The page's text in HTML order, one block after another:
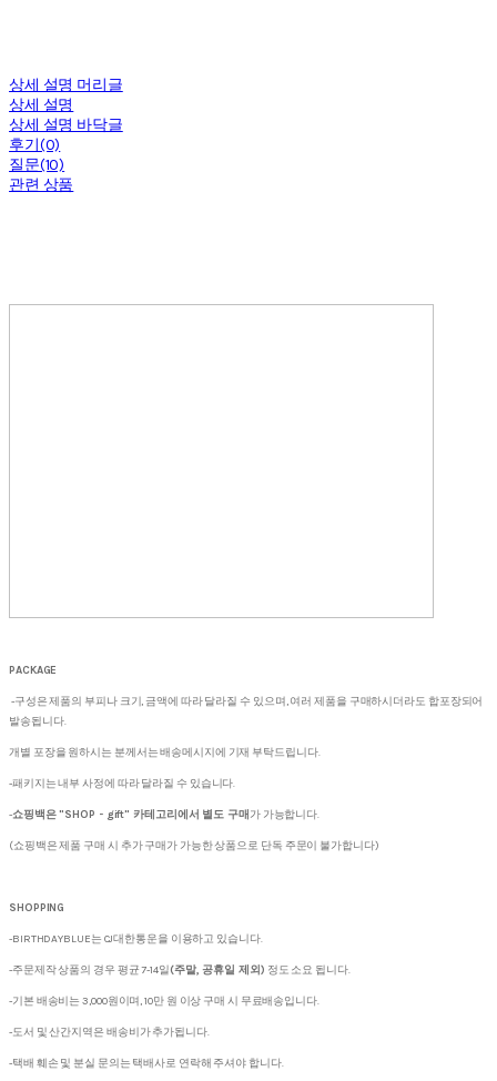
상세 설명 머리글
상세 설명
상세 설명 바닥글
후기(0)
질문(10)
관련 상품
PACKAGE
-구성은 제품의 부피나 크기, 금액에 따라 달라질 수 있으며, 여러 제품을 구매하시더라도 합포장되어
발송됩니다.
개별 포장을 원하시는 분께서는 배송메시지에 기재 부탁드립니다.
-패키지는 내부 사정에 따라 달라질 수 있습니다.
-쇼핑백은 "SHOP - gift" 카테고리에서 별도 구매 가 가능합니다.
(쇼핑백은 제품 구매 시 추가 구매가 가능한 상품으로 단독 주문이 불가합니다)
SHOPPING
-BIRTHDAYBLUE는 CJ대한통운을 이용하고 있습니다.
-주문제작 상품의 경우 평균 7-14일(주말, 공휴일 제외) 정도 소요 됩니다.
-기본 배송비는 3,000원이며, 10만 원 이상 구매 시 무료배송입니다.
-도서 및 산간지역은 배송비가 추가됩니다.
-택배 훼손 및 분실 문의는 택배사로 연락해 주셔야 합니다.